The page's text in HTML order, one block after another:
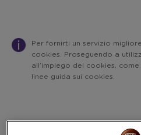
Per fornirti un servizio
cookies. Proseguendo a
all’impiego dei cookies,
linee guida sui cookies.